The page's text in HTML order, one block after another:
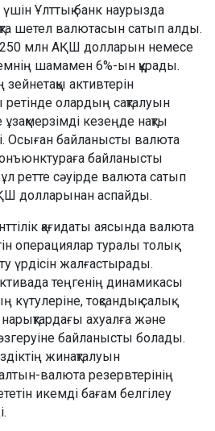
Ұлттық банк наурызда
шетел валютасын сатып алды.
млн АҚШ долларын немесе
шамамен 6%-ын құрады.
активтерін
ретінде олардың сақталуын
кезеңде нақты
Осыған байланысты валюта
байланысты
ретте сәуірде валюта сатып
долларынан аспайды.
қағидаты аясында валюта
операциялар туралы толық
үрдісін жалғастырады.
теңгенің динамикасы
күтулеріне, тоқсандық салық
ахуалға және
байланысты болады.
жинақталуын
валюта резервтерінің
икемді бағам белгілеу